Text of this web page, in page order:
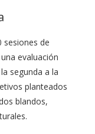
sesiones de
evaluación
segunda a la
planteados
blandos,